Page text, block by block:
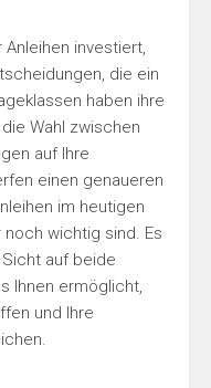
investiert,
die ein
haben ihre
Wahl zwischen
auf Ihre
einen genaueren
im heutigen
wichtig sind. Es
auf beide
Ihnen ermöglicht,
und Ihre